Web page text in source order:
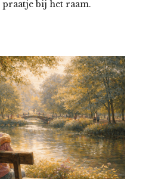
bij het raam.